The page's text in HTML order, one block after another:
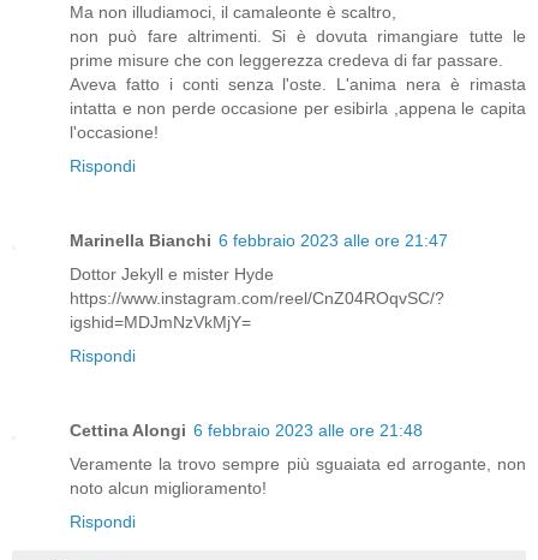
Ma non illudiamoci, il camaleonte è scaltro,
non può fare altrimenti. Si è dovuta rimangiare tutte le
prime misure che con leggerezza credeva di far passare.
Aveva fatto i conti senza l'oste. L'anima nera è rimasta
intatta e non perde occasione per esibirla ,appena le capita
l'occasione!
Rispondi
Marinella Bianchi 6 febbraio 2023 alle ore 21:47
Dottor Jekyll e mister Hyde
https://www.instagram.com/reel/CnZ04ROqvSC/?
igshid=MDJmNzVkMjY=
Rispondi
Cettina Alongi 6 febbraio 2023 alle ore 21:48
Veramente la trovo sempre più sguaiata ed arrogante, non
noto alcun miglioramento!
Rispondi